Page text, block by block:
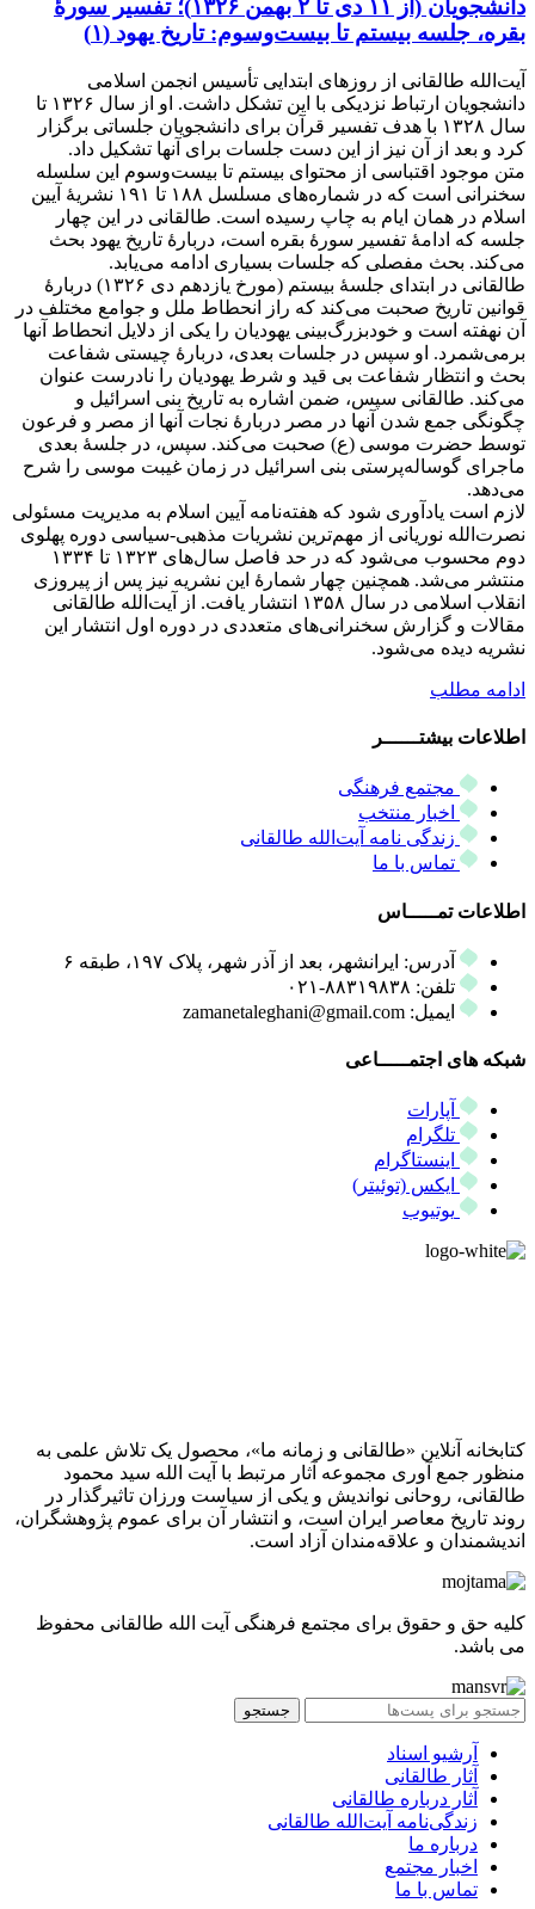
دانشجویان (از ۱۱ دی تا ۲ بهمن ۱۳۲۶)؛ تفسیر سورۀ
بقره، جلسه بیستم تا بیست‌وسوم: تاریخ یهود (۱)
آیت‌الله طالقانی از روزهای ابتدایی تأسیس انجمن اسلامی
دانشجویان ارتباط نزدیکی با این تشکل داشت. او از سال ۱۳۲۶ تا
سال ۱۳۲۸ با هدف تفسیر قرآن برای دانشجویان جلساتی برگزار
کرد و بعد از آن نیز از این دست جلسات برای آنها تشکیل داد.
متن موجود اقتباسی از محتوای بیستم تا بیست‌وسوم این سلسله
سخنرانی است که در شماره‌های مسلسل ۱۸۸ تا ۱۹۱ نشریۀ آیین
اسلام در همان ایام به چاپ رسیده است. طالقانی در این چهار
جلسه که ادامۀ تفسیر سورۀ بقره است، دربارۀ تاریخ یهود بحث
می‌کند. بحث مفصلی که جلسات بسیاری ادامه می‌یابد.
طالقانی در ابتدای جلسۀ بیستم (مورخ یازدهم دی ۱۳۲۶) دربارۀ
قوانین تاریخ صحبت می‌کند که راز انحطاط ملل و جوامع مختلف در
آن نهفته است و خودبزرگ‌بینی یهودیان را یکی از دلایل انحطاط آنها
برمی‌شمرد. او سپس در جلسات بعدی، دربارۀ چیستی شفاعت
بحث و انتظار شفاعت بی قید و شرط یهودیان را نادرست عنوان
می‌کند. طالقانی سپس، ضمن اشاره به تاریخ بنی اسرائیل و
چگونگی جمع شدن آنها در مصر دربارۀ نجات آنها از مصر و فرعون
توسط حضرت موسی (ع) صحبت می‌کند. سپس، در جلسۀ بعدی
ماجرای گوساله‌پرستی بنی اسرائیل در زمان غیبت موسی را شرح
می‌دهد.
لازم است یادآوری شود که هفته‌نامه آیین اسلام به مدیریت مسئولی
نصرت‌الله نوریانی از مهم‌ترین نشریات مذهبی-سیاسی دوره پهلوی
دوم محسوب می‌شود که در حد فاصل سال‌های ۱۳۲۳ تا ۱۳۳۴
منتشر می‌شد. همچنین چهار شمارۀ این نشریه نیز پس از پیروزی
انقلاب اسلامی در سال ۱۳۵۸ انتشار یافت. از آیت‌الله طالقانی
مقالات و گزارش سخنرانی‌های متعددی در دوره اول انتشار این
نشریه دیده می‌شود.
ادامه مطلب
اطلاعات بیشتــــــر
مجتمع فرهنگی
اخبار منتخب
زندگی نامه آیت‌الله طالقانی
تماس با ما
اطلاعات تمـــــاس
آدرس: ایرانشهر، بعد از آذر شهر، پلاک ۱۹۷، طبقه ۶
تلفن: ۸۸۳۱۹۸۳۸-۰۲۱
ایمیل: zamanetaleghani@gmail.com
شبکه های اجتمـــــاعی
آپارات
تلگرام
اینستاگرام
ایکس (توئیتر)
یوتیوب
کتابخانه آنلاین «طالقانی و زمانه ما»، محصول یک تلاش علمی به
منظور جمع آوری مجموعه آثار مرتبط با آیت الله سید محمود
طالقانی، روحانی نواندیش و یکی از سیاست ورزان تاثیرگذار در
روند تاریخ معاصر ایران است، و انتشار آن برای عموم پژوهشگران،
اندیشمندان و علاقه‌مندان آزاد است.
کلیه حق و حقوق برای مجتمع فرهنگی آیت الله طالقانی محفوظ
می باشد.
جستجو
آرشیو اسناد
آثار طالقانی
آثار درباره طالقانی
زندگی‌نامه آیت‌الله طالقانی
درباره ما
اخبار مجتمع
تماس با ما